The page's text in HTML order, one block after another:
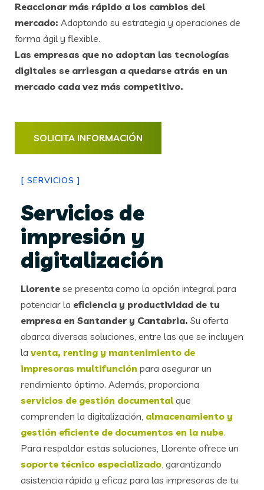
Reaccionar más rápido a los cambios del
mercado: Adaptando su estrategia y operaciones de
forma ágil y flexible.
Las empresas que no adoptan las tecnologías
digitales se arriesgan a quedarse atrás en un
mercado cada vez más competitivo.
SOLICITA INFORMACIÓN
[ SERVICIOS ]
Servicios de
impresión y
digitalización
Llorente se presenta como la opción integral para
potenciar la eficiencia y productividad de tu
empresa en Santander y Cantabria. Su oferta
abarca diversas soluciones, entre las que se incluyen
la venta, renting y mantenimiento de
impresoras multifunción para asegurar un
rendimiento óptimo. Además, proporciona
servicios de gestión documental que
comprenden la digitalización, almacenamiento y
gestión eficiente de documentos en la nube.
Para respaldar estas soluciones, Llorente ofrece un
soporte técnico especializado, garantizando
asistencia rápida y eficaz para las impresoras de tu